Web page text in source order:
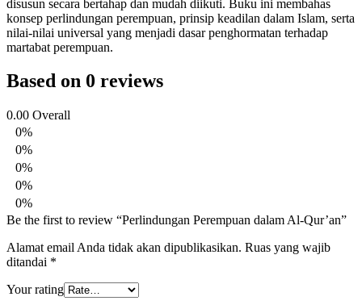
disusun secara bertahap dan mudah diikuti. Buku ini membahas
konsep perlindungan perempuan, prinsip keadilan dalam Islam, serta
nilai-nilai universal yang menjadi dasar penghormatan terhadap
martabat perempuan.
Based on 0 reviews
0.00 Overall
0%
0%
0%
0%
0%
Be the first to review “Perlindungan Perempuan dalam Al-Qur’an”
Alamat email Anda tidak akan dipublikasikan. Ruas yang wajib
ditandai *
Your rating